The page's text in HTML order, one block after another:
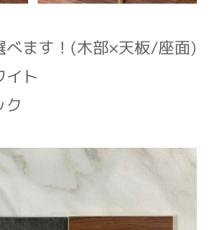
べます！(木部×天板/座面)⁡
ト⁡